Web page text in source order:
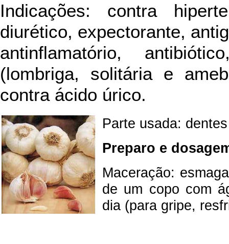
Indicações: contra
diurético, expectorante,
antinflamatório,
(lombriga, solitária e
contra ácido úrico.
Parte usada:
Preparo e
Maceração:
de um copo com
dia (para gripe,